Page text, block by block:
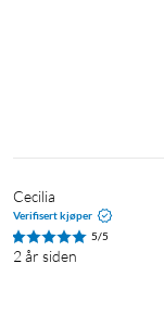
Cecilia
Verifisert kjøper
5/5
2 år siden